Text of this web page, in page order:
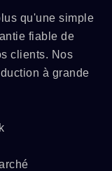
qu'une simple
fiable de
clients. Nos
à grande